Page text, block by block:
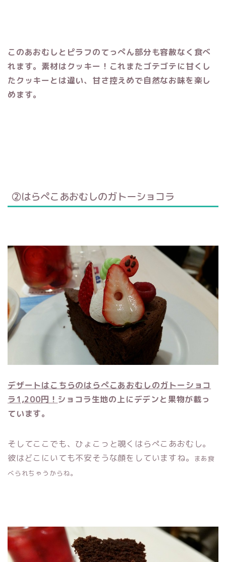
このあおむしとピラフのてっぺん部分も容赦なく食べ
れます。素材はクッキー！これまたゴテゴテに甘くし
たクッキーとは違い、甘さ控えめで自然なお味を楽し
めます。
②はらぺこあおむしのガトーショコラ
デザートはこちらのはらぺこあおむしのガトーショコ
ラ1,200円！ ショコラ生地の上にデデンと果物が載っ
ています。
そしてここでも、ひょこっと覗くはらぺこあおむし。
彼はどこにいても不安そうな顔をしていますね。
まあ食
べられちゃうからね。